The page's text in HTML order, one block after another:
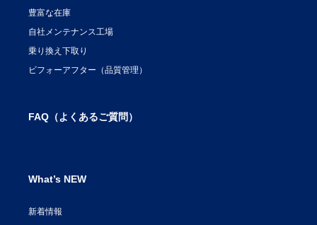
豊富な在庫
自社メンテナンス工場
乗り換え下取り
ビフォーアフター（品質管理）
FAQ（よくあるご質問）
What’s NEW
新着情報